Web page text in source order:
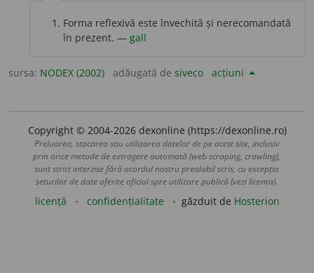
Forma reflexivă este învechită și nerecomandată
în prezent. — gall
sursa: NODEX (2002) adăugată de siveco acțiuni
Copyright © 2004-2026 dexonline (https://dexonline.ro)
Preluarea, stocarea sau utilizarea datelor de pe acest site, inclusiv
prin orice metode de extragere automată (web scraping, crawling),
sunt strict interzise fără acordul nostru prealabil scris, cu excepția
seturilor de date oferite oficial spre utilizare publică (vezi licența).
licență confidențialitate găzduit de Hosterion